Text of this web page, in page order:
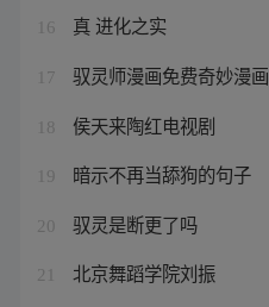
16 真 进化之实
17 驭灵师漫画免费奇妙漫画
18 侯天来陶红电视剧
19 暗示不再当舔狗的句子
20 驭灵是断更了吗
21 北京舞蹈学院刘振